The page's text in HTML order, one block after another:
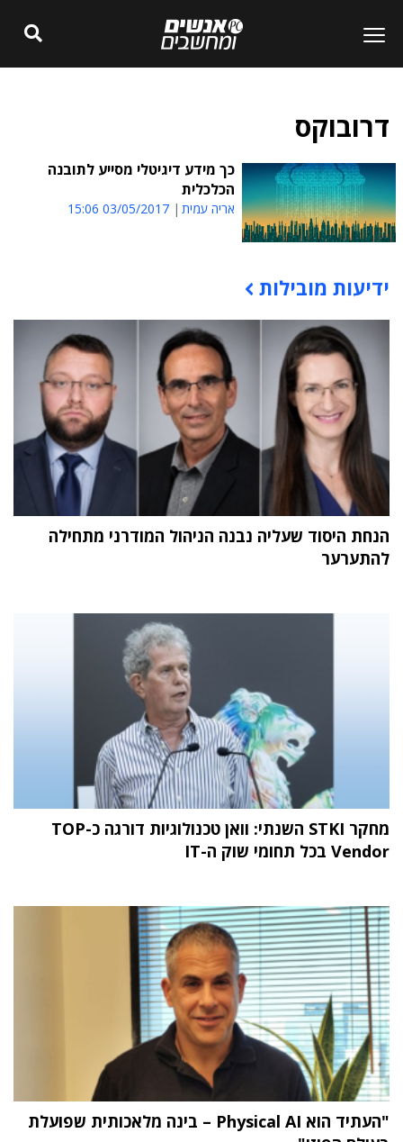
דרובוקס
כך מידע דיגיטלי מסייע לתובנה
הכלכלית
אריה עמית 03/05/2017 15:06
תוכן פרסומי
ידיעות מובילות
הנחת היסוד שעליה נבנה הניהול המודרני מתחילה
להתערער
מחקר STKI השנתי: וואן טכנולוגיות דורגה כ-TOP
Vendor בכל תחומי שוק ה-IT
"העתיד הוא Physical AI – בינה מלאכותית שפועלת